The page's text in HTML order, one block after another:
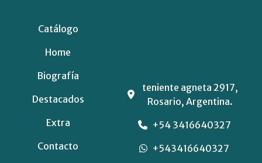
Catálogo
Home
Biografía
Destacados
Extra
Contacto
teniente agneta 2917,
Rosario, Argentina.
+54 3416640327
+543416640327